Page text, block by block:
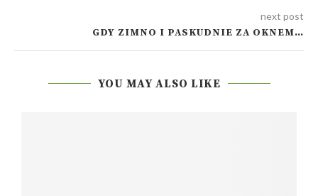
next post
GDY ZIMNO I PASKUDNIE ZA OKNEM…
YOU MAY ALSO LIKE